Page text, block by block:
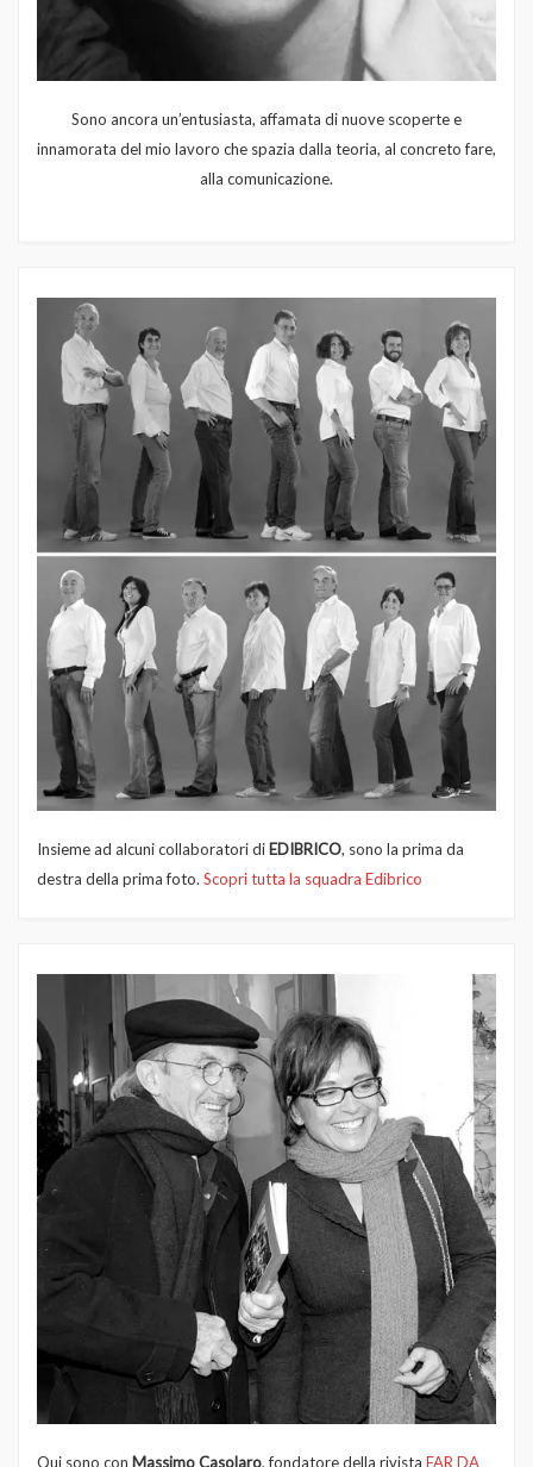
Sono ancora un’entusiasta, affamata di nuove scoperte e
innamorata del mio lavoro che spazia dalla teoria, al concreto fare,
alla comunicazione.
Insieme ad alcuni collaboratori di EDIBRICO, sono la prima da
destra della prima foto. Scopri tutta la squadra Edibrico
Qui sono con Massimo Casolaro, fondatore della rivista FAR DA